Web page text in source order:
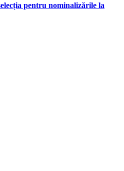
pentru nominalizările la